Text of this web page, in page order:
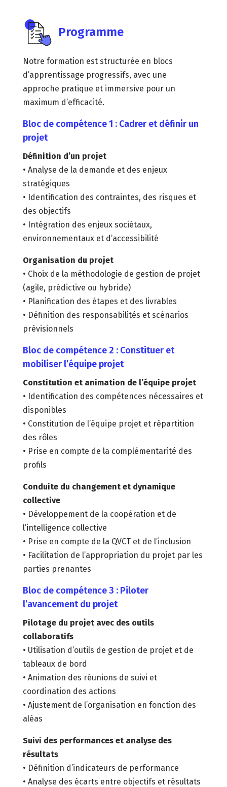
Programme
Notre formation est structurée en blocs
d’apprentissage progressifs, avec une
approche pratique et immersive pour un
maximum d’efficacité.
Bloc de compétence 1 : Cadrer et définir un
projet
Définition d’un projet
• Analyse de la demande et des enjeux
stratégiques
• Identification des contraintes, des risques et
des objectifs
• Intégration des enjeux sociétaux,
environnementaux et d’accessibilité
Organisation du projet
• Choix de la méthodologie de gestion de projet
(agile, prédictive ou hybride)
• Planification des étapes et des livrables
• Définition des responsabilités et scénarios
prévisionnels
Bloc de compétence 2 : Constituer et
mobiliser l’équipe projet
Constitution et animation de l’équipe projet
• Identification des compétences nécessaires et
disponibles
• Constitution de l’équipe projet et répartition
des rôles
• Prise en compte de la complémentarité des
profils
Conduite du changement et dynamique
collective
• Développement de la coopération et de
l’intelligence collective
• Prise en compte de la QVCT et de l’inclusion
• Facilitation de l’appropriation du projet par les
parties prenantes
Bloc de compétence 3 : Piloter
l’avancement du projet
Pilotage du projet avec des outils
collaboratifs
• Utilisation d’outils de gestion de projet et de
tableaux de bord
• Animation des réunions de suivi et
coordination des actions
• Ajustement de l’organisation en fonction des
aléas
Suivi des performances et analyse des
résultats
• Définition d’indicateurs de performance
• Analyse des écarts entre objectifs et résultats